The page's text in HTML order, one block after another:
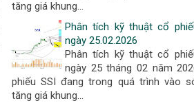
tăng giá khung...
Phân tích kỹ thuật cổ
ngày 25.02.2026
Phân tích kỹ thuật cổ
ngày 25 tháng 02 năm
phiếu SSI đang trong quá trình vào
tăng giá khung...